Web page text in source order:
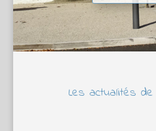
Les actualités de